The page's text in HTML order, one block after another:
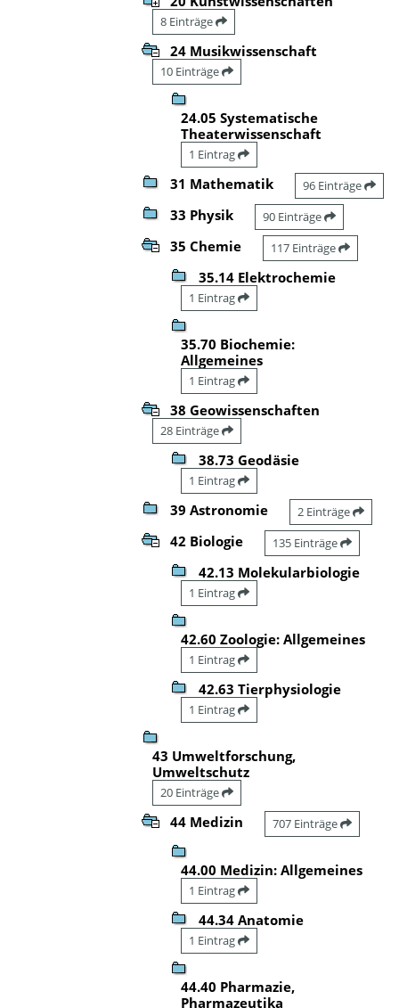
8 Einträge
24 Musikwissenschaft
10 Einträge
24.05 Systematische
Theaterwissenschaft
1 Eintrag
31 Mathematik 96 Einträge
33 Physik 90 Einträge
35 Chemie 117 Einträge
35.14 Elektrochemie
1 Eintrag
35.70 Biochemie:
Allgemeines
1 Eintrag
38 Geowissenschaften
28 Einträge
38.73 Geodäsie
1 Eintrag
39 Astronomie 2 Einträge
42 Biologie 135 Einträge
42.13 Molekularbiologie
1 Eintrag
42.60 Zoologie: Allgemeines
1 Eintrag
42.63 Tierphysiologie
1 Eintrag
43 Umweltforschung,
Umweltschutz
20 Einträge
44 Medizin 707 Einträge
44.00 Medizin: Allgemeines
1 Eintrag
44.34 Anatomie
1 Eintrag
44.40 Pharmazie,
Pharmazeutika